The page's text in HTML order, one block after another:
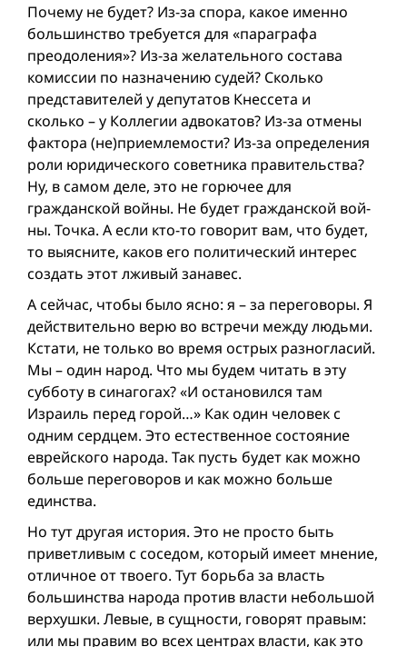
Почему не будет? Из-за спора, какое именно
большинство требуется для «параграфа
преодоления»? Из-за желательного состава
комиссии по назначению судей? Сколько
представителей у депутатов Кнессета и
сколько – у Коллегии адвокатов? Из-за отмены
фактора (не)приемлемости? Из-за определения
роли юридического советника правительства?
Ну, в самом деле, это не горючее для
гражданской вой­ны. Не будет гражданской вой­
ны. Точка. А если кто-то говорит вам, что будет,
то выясните, каков его политический интерес
создать этот лживый занавес.
А сейчас, чтобы было ясно: я – за переговоры. Я
действительно верю во встречи между людьми.
Кстати, не только во время острых разногласий.
Мы – один народ. Что мы будем читать в эту
субботу в синагогах? «И остановился там
Израиль перед горой…» Как один человек с
одним сердцем. Это естественное состояние
еврейского народа. Так пусть будeт как можно
больше переговоров и как можно больше
единства.
Но тут другая история. Это не просто быть
приветливым с соседом, который имеет мнение,
отличное от твоего. Тут борьба за власть
большинства народа против власти небольшой
верхушки. Левые, в сущности, говорят правым:
или мы правим во всех центрах власти, как это